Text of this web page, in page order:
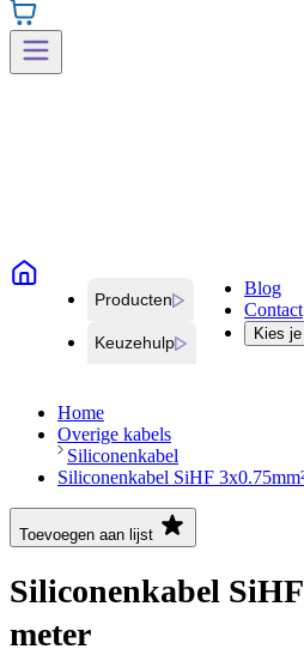
Producten
Keuzehulp
Blog
Contact
Kies
Home
Overige kabels
Siliconenkabel
Siliconenkabel SiHF
Toevoegen aan lijst
Siliconenkabel
meter